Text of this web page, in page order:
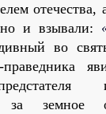
и взывали:
во
праведника
за земное